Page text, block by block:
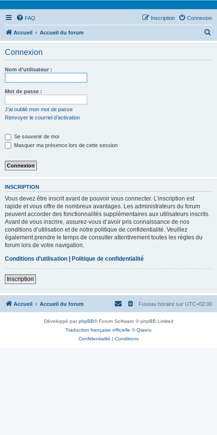
FAQ Connexion
Inscription
Accueil Accueil du forum
Connexion
Nom d’utilisateur :
Mot de passe :
J’ai oublié mon mot de passe
Renvoyer le courriel d’activation
Se souvenir de moi
Masquer ma présence lors de cette session
INSCRIPTION
Vous devez être inscrit avant de pouvoir vous connecter. L’inscription est
rapide et vous offre de nombreux avantages. Les administrateurs du forum
peuvent accorder des fonctionnalités supplémentaires aux utilisateurs inscrits.
Avant de vous inscrire, assurez-vous d’avoir pris connaissance de nos
conditions d’utilisation et de notre politique de confidentialité. Veuillez
également prendre le temps de consulter attentivement toutes les règles du
forum lors de votre navigation.
Conditions d’utilisation | Politique de confidentialité
Inscription
Accueil Accueil du forum Fuseau horaire sur UTC+02:00
Développé parphpBB® Forum Software © phpBB Limited
Traduction française officielle ©Qiaeru
Confidentialité | Conditions